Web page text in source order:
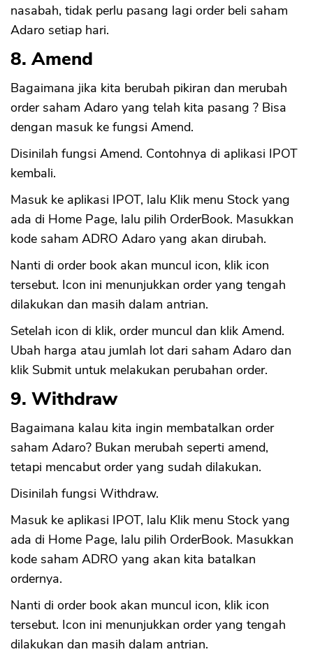
nasabah, tidak perlu pasang lagi order beli saham
Adaro setiap hari.
8. Amend
Bagaimana jika kita berubah pikiran dan merubah
order saham Adaro yang telah kita pasang ? Bisa
dengan masuk ke fungsi Amend.
Disinilah fungsi Amend. Contohnya di aplikasi IPOT
kembali.
Masuk ke aplikasi IPOT, lalu Klik menu Stock yang
ada di Home Page, lalu pilih OrderBook. Masukkan
kode saham ADRO Adaro yang akan dirubah.
Nanti di order book akan muncul icon, klik icon
tersebut. Icon ini menunjukkan order yang tengah
dilakukan dan masih dalam antrian.
Setelah icon di klik, order muncul dan klik Amend.
Ubah harga atau jumlah lot dari saham Adaro dan
klik Submit untuk melakukan perubahan order.
9. Withdraw
Bagaimana kalau kita ingin membatalkan order
saham Adaro? Bukan merubah seperti amend,
tetapi mencabut order yang sudah dilakukan.
Disinilah fungsi Withdraw.
Masuk ke aplikasi IPOT, lalu Klik menu Stock yang
ada di Home Page, lalu pilih OrderBook. Masukkan
kode saham ADRO yang akan kita batalkan
ordernya.
Nanti di order book akan muncul icon, klik icon
tersebut. Icon ini menunjukkan order yang tengah
dilakukan dan masih dalam antrian.
OK
CANCEL